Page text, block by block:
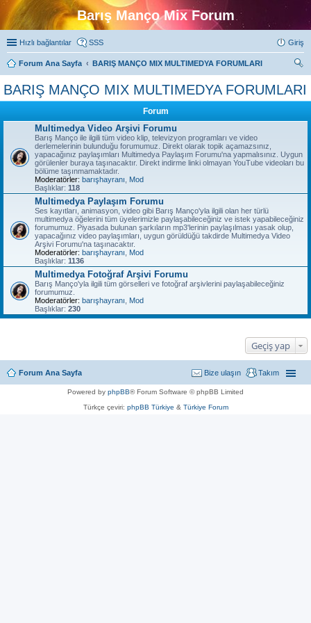
Barış Manço Mix Forum
Hızlı bağlantılar SSS Giriş
Forum Ana Sayfa
BARIŞ MANÇO MIX MULTIMEDYA FORUMLARI
BARIŞ MANÇO MIX MULTIMEDYA FORUMLARI
Forum
Multimedya Video Arşivi Forumu
Barış Manço ile ilgili tüm video klip, televizyon programları ve video
derlemelerinin bulunduğu forumumuz. Direkt olarak topik açamazsınız,
yapacağınız paylaşımları Multimedya Paylaşım Forumu'na yapmalısınız. Uygun
görülenler buraya taşınacaktır. Direkt indirme linki olmayan YouTube videoları bu
bölüme taşınmamaktadır.
Moderatörler: barışhayranı
Mod
Başlıklar: 118
Multimedya Paylaşım Forumu
Ses kayıtları, animasyon, video gibi Barış Manço'yla ilgili olan her türlü
multimedya öğelerini tüm üyelerimizle paylaşabileceğiniz ve istek yapabileceğiniz
forumumuz. Piyasada bulunan şarkıların mp3'lerinin paylaşılması yasak olup,
yapacağınız video paylaşımları, uygun görüldüğü takdirde Multimedya Video
Arşivi Forumu'na taşınacaktır.
Moderatörler: barışhayranı
Mod
Başlıklar: 1136
Multimedya Fotoğraf Arşivi Forumu
Barış Manço'yla ilgili tüm görselleri ve fotoğraf arşivlerini paylaşabileceğiniz
forumumuz.
Moderatörler: barışhayranı
Mod
Başlıklar: 230
Geçiş yap
Forum Ana Sayfa Takım
Bize ulaşın
Powered by phpBB® Forum Software © phpBB Limited
Türkçe çeviri: phpBB Türkiye & Türkiye Forum